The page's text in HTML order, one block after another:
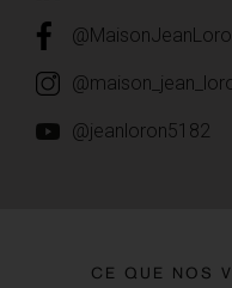
@jeanloron5182
CE QUE NOS